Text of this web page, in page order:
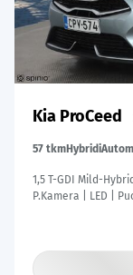
Kia ProCeed
57 tkmHybridi
1,5 T-GDI Mild-
P.Kamera | LED |